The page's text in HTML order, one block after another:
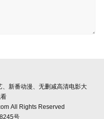
新番动漫、无删减高清电影大
All Rights Reserved
号